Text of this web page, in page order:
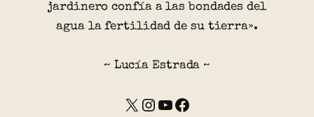
jardinero confía a las bondades del
agua la fertilidad de su tierra».
~ Lucía Estrada ~
X Instagram YouTube Facebook